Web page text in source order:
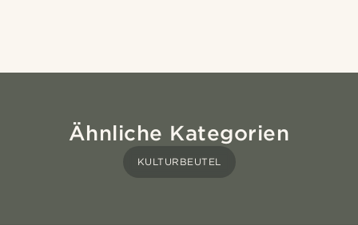
Ähnliche Kategorien
KULTURBEUTEL